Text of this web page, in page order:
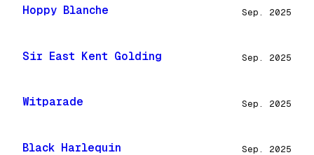
Hoppy Blanche Sep. 2025
Sir East Kent Golding Sep. 2025
Witparade Sep. 2025
Black Harlequin Sep. 2025